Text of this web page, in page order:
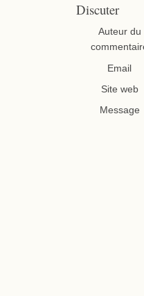
Discuter
Auteur du
Email
Site web
Message